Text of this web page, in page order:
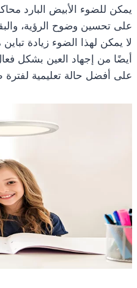
يمكن للضوء الأبيض البارد
على تحسين وضوح الرؤية،
لا يمكن لهذا الضوء زيادة
أيضًا من إجهاد العين بشكل
على أفضل حالة تعليمية لفترة